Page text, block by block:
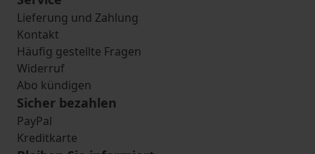
Lieferung und Zahlung
Kontakt
Häufig gestellte Fragen
Widerruf
Abo kündigen
Sicher bezahlen
PayPal
Kreditkarte